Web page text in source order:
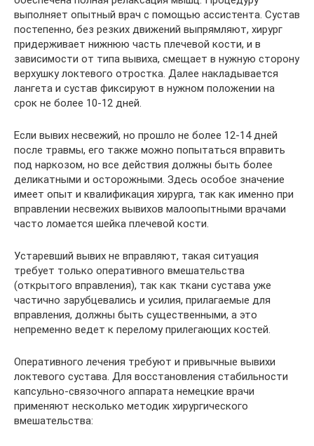
выполняет опытный врач с помощью ассистента. Сустав
постепенно, без резких движений выпрямляют, хирург
придерживает нижнюю часть плечевой кости, и в
зависимости от типа вывиха, смещает в нужную сторону
верхушку локтевого отростка. Далее накладывается
лангета и сустав фиксируют в нужном положении на
срок не более 10-12 дней.
Если вывих несвежий, но прошло не более 12-14 дней
после травмы, его также можно попытаться вправить
под наркозом, но все действия должны быть более
деликатными и осторожными. Здесь особое значение
имеет опыт и квалификация хирурга, так как именно при
вправлении несвежих вывихов малоопытными врачами
часто ломается шейка плечевой кости.
Устаревший вывих не вправляют, такая ситуация
требует только оперативного вмешательства
(открытого вправления), так как ткани сустава уже
частично зарубцевались и усилия, прилагаемые для
вправления, должны быть существенными, а это
непременно ведет к перелому прилегающих костей.
Оперативного лечения требуют и привычные вывихи
локтевого сустава. Для восстановления стабильности
капсульно-связочного аппарата немецкие врачи
применяют несколько методик хирургического
вмешательства: